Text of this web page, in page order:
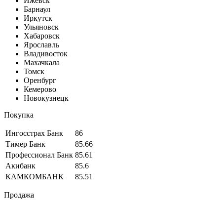
Барнаул
Иркутск
Ульяновск
Хабаровск
Ярославль
Владивосток
Махачкала
Томск
Оренбург
Кемерово
Новокузнецк
Покупка
Ингосстрах Банк
86
Тимер Банк
85.66
Профессионал Банк 85.61
Акибанк
85.6
КАМКОМБАНК
85.51
Продажа